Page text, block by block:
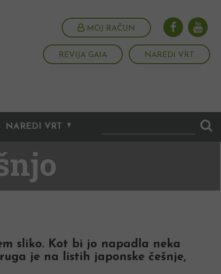
MOJ RAČUN
REVIJA GAIA NAREDI VRT
NAREDI VRT
sliko. Kot bi jo napadla neka
je na listih japonske češnje,